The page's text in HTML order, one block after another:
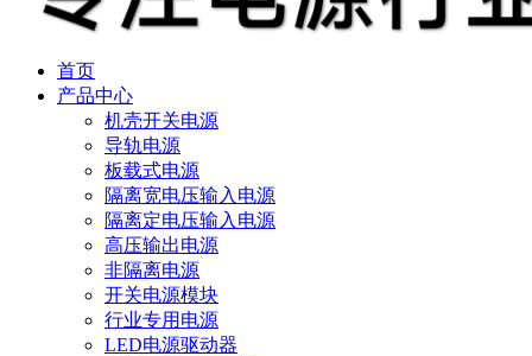
首页
产品中心
机壳开关电源
导轨电源
板载式电源
隔离宽电压输入电源
隔离定电压输入电源
高压输出电源
非隔离电源
开关电源模块
行业专用电源
LED电源驱动器